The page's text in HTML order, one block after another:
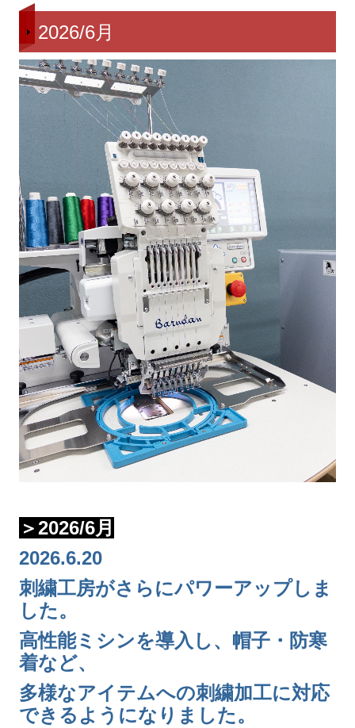
2026/6月
＞2026/6月
2026.6.20
刺繍工房がさらにパワーアップしま
した。
高性能ミシンを導入し、帽子・防寒
着など、
多様なアイテムへの刺繍加工に対応
できるようになりました。